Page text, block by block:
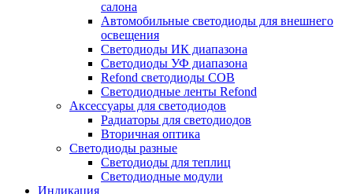
салона
Автомобильные светодиоды для внешнего
освещения
Светодиоды ИК диапазона
Светодиоды УФ диапазона
Refond светодиоды COB
Светодиодные ленты Refond
Аксессуары для светодиодов
Радиаторы для светодиодов
Вторичная оптика
Светодиоды разные
Светодиоды для теплиц
Светодиодные модули
Индикация